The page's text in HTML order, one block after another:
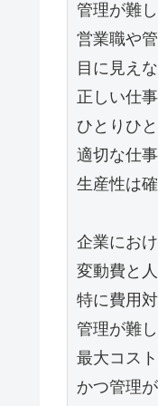
管理が難し
営業職や
目に見え
正しい仕
ひとりひ
適切な仕
生産性は
企業にお
変動費と
特に費用
管理が難
最大コスト
かつ管理